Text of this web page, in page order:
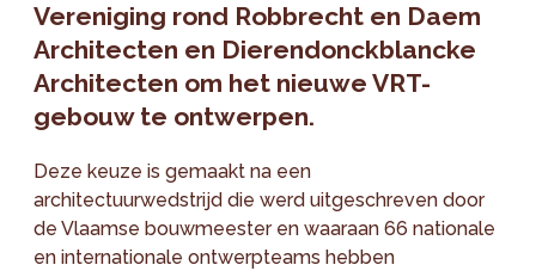
Vereniging rond Robbrecht en Daem
Architecten en Dierendonckblancke
Architecten om het nieuwe VRT-
gebouw te ontwerpen.
Deze keuze is gemaakt na een
architectuurwedstrijd die werd uitgeschreven door
de Vlaamse bouwmeester en waaraan 66 nationale
en internationale ontwerpteams hebben